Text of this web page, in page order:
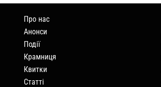
Про нас
Анонси
Події
Крамниця
Квитки
Статті